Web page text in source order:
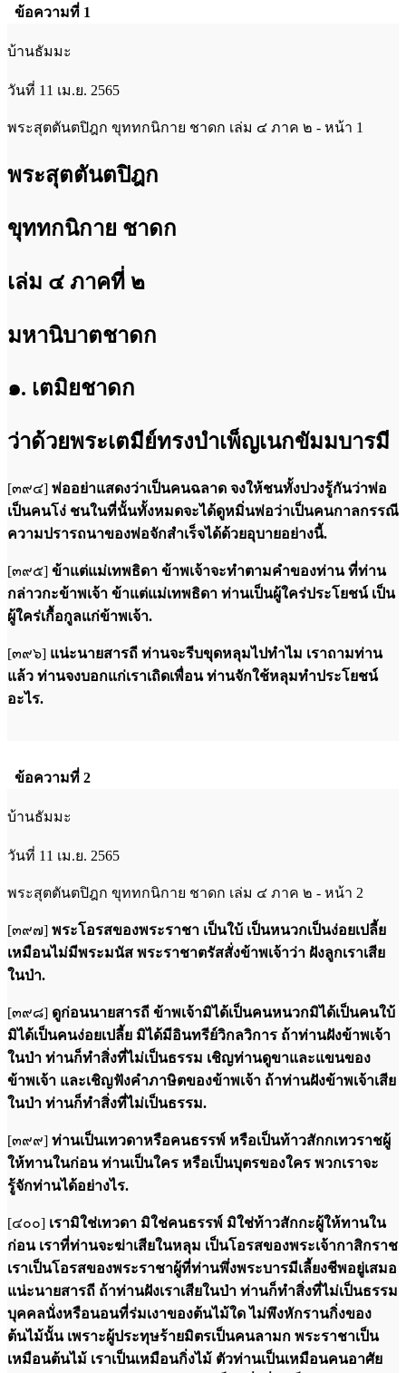
ข้อความที่ 1
บ้านธัมมะ
วันที่ 11 เม.ย. 2565
พระสุตตันตปิฎก ขุททกนิกาย ชาดก เล่ม ๔ ภาค ๒ - หน้า 1
พระสุตตันตปิฎก
ขุททกนิกาย ชาดก
เล่ม ๔ ภาคที่ ๒
มหานิบาตชาดก
๑. เตมิยชาดก
ว่าด้วยพระเตมีย์ทรงบำเพ็ญเนกขัมมบารมี
[๓๙๔] พ่ออย่าแสดงว่าเป็นคนฉลาด จงให้ชนทั้งปวงรู้กันว่าพ่อ
เป็นคนโง่ ชนในที่นั้นทั้งหมดจะได้ดูหมิ่นพ่อว่าเป็นคนกาลกรรณี
ความปรารถนาของพ่อจักสำเร็จได้ด้วยอุบายอย่างนี้.
[๓๙๕] ข้าแต่แม่เทพธิดา ข้าพเจ้าจะทำตามคำของท่าน ที่ท่าน
กล่าวกะข้าพเจ้า ข้าแต่แม่เทพธิดา ท่านเป็นผู้ใคร่ประโยชน์ เป็น
ผู้ใคร่เกื้อกูลแก่ข้าพเจ้า.
[๓๙๖] แน่ะนายสารถี ท่านจะรีบขุดหลุมไปทำไม เราถามท่าน
แล้ว ท่านจงบอกแก่เราเถิดเพื่อน ท่านจักใช้หลุมทำประโยชน์
อะไร.
ข้อความที่ 2
บ้านธัมมะ
วันที่ 11 เม.ย. 2565
พระสุตตันตปิฎก ขุททกนิกาย ชาดก เล่ม ๔ ภาค ๒ - หน้า 2
[๓๙๗] พระโอรสของพระราชา เป็นใบ้ เป็นหนวกเป็นง่อยเปลี้ย
เหมือนไม่มีพระมนัส พระราชาตรัสสั่งข้าพเจ้าว่า ฝังลูกเราเสีย
ในป่า.
[๓๙๘] ดูก่อนนายสารถี ข้าพเจ้ามิได้เป็นคนหนวกมิได้เป็นคนใบ้
มิได้เป็นคนง่อยเปลี้ย มิได้มีอินทรีย์วิกลวิการ ถ้าท่านฝังข้าพเจ้า
ในป่า ท่านก็ทำสิ่งที่ไม่เป็นธรรม เชิญท่านดูขาและแขนของ
ข้าพเจ้า และเชิญฟังคำภาษิตของข้าพเจ้า ถ้าท่านฝังข้าพเจ้าเสีย
ในป่า ท่านก็ทำสิ่งที่ไม่เป็นธรรม.
[๓๙๙] ท่านเป็นเทวดาหรือคนธรรพ์ หรือเป็นท้าวสักกเทวราชผู้
ให้ทานในก่อน ท่านเป็นใคร หรือเป็นบุตรของใคร พวกเราจะ
รู้จักท่านได้อย่างไร.
[๔๐๐] เรามิใช่เทวดา มิใช่คนธรรพ์ มิใช่ท้าวสักกะผู้ให้ทานใน
ก่อน เราที่ท่านจะฆ่าเสียในหลุม เป็นโอรสของพระเจ้ากาสิกราช
เราเป็นโอรสของพระราชาผู้ที่ท่านพึ่งพระบารมีเลี้ยงชีพอยู่เสมอ
แน่ะนายสารถี ถ้าท่านฝังเราเสียในป่า ท่านก็ทำสิ่งที่ไม่เป็นธรรม
บุคคลนั่งหรือนอนที่ร่มเงาของต้นไม้ใด ไม่พึงหักรานกิ่งของ
ต้นไม้นั้น เพราะผู้ประทุษร้ายมิตรเป็นคนลามก พระราชาเป็น
เหมือนต้นไม้ เราเป็นเหมือนกิ่งไม้ ตัวท่านเป็นเหมือนคนอาศัย